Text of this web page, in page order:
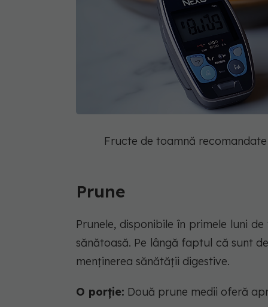
Fructe de toamnă
Prune
Prunele, disponibile în primele luni
sănătoasă. Pe lângă faptul că sunt
menținerea sănătății digestive.
O porție: Două prune medii oferă